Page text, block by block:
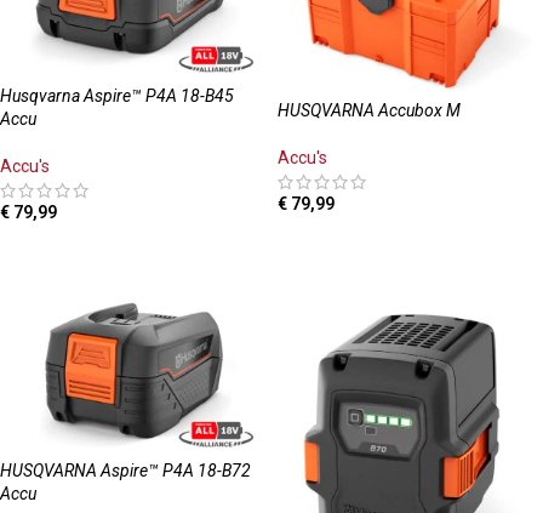
Husqvarna Aspire™ P4A 18-B45
Accu
Accu's
€ 79,99
HUSQVARNA Accubox M
Accu's
€ 79,99
HUSQVARNA Aspire™ P4A 18-B72
Accu